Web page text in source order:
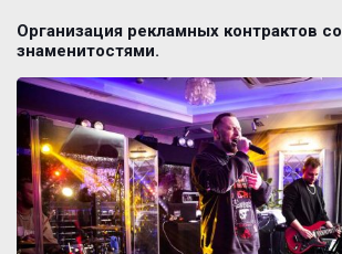
Организация рекламных контрактов со
знаменитостями.